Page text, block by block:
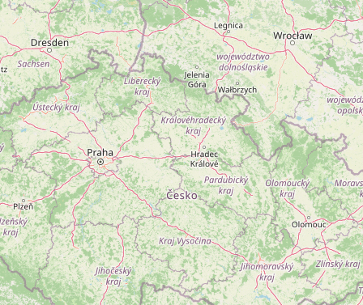
🗑️
📏 měření
🗑️
⭐ uložit
🗑️
📤 export
mraky
🔗